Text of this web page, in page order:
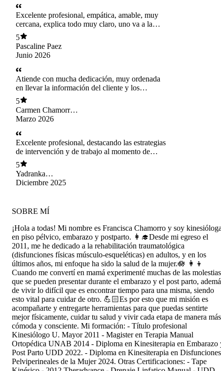
Excelente profesional, empática, amable, muy
cercana, explica todo muy claro, uno va a la
terapia muy confiada, ya que es muy respetuosa
y delicada para tratar, yo no entendía de que se
trataba la kinesiología de piso pélvico, ella se
tono todo el tiempo con mucha paciencia para
explicarme siempre las dudas que tenía, al
principio me costo ejercitar un músculo
completamente desconocido para mi, pero poco
a poco fui progresando y mejorando, ahora no
voy a cada rato al baño, he mejorado mi
digestión, ya no dependo de un medicamento, le
estaré eternamente agradecida, ojala todas las
personas del area de la saluda fueran como ella,
es un ejemplo a seguir, que Dios la bendiga
siempre.
5
Pascaline Paez
Junio 2026
Atiende con mucha dedicación, muy ordenada
en llevar la información del cliente y los
ejercicios han estado perfectos según mi
dolencia
5
Carmen Chamorro
Gaete
Marzo 2026
Excelente profesional, destacando las estrategias
de intervención y de trabajo al momento de
colocarlo en práctica , especialmente te cuando
uno necesita conocimientos prácticos y reales
para estar más preparados durante te el trabajo
5
Yadranka
Franulovich Araya
Diciembre 2025
SOBRE MÍ
¡Hola a todas! Mi nombre es Francisca Chamorro y soy
en piso pélvico, embarazo y postparto. 👩‍🎓Desde mi egreso el
2011, me he dedicado a la rehabilitación traumatológica
(disfunciones físicas músculo-esqueléticas) en adultos, y en los
últimos años, mi enfoque ha sido la salud de la mujer.🪷 👩‍👦
Cuando me convertí en mamá experimenté muchas de las molestias
que se pueden presentar durante el embarazo y el post parto,
de vivir lo difícil que es encontrar tiempo para una misma, siendo
esto vital para cuidar de otro. 💪🏻Es por esto que mi misión es
acompañarte y entregarte herramientas para que puedas sentirte
mejor físicamente, cuidar tu salud y vivir cada etapa de manera más
cómoda y consciente. Mi formación: - Título profesional
Kinesiólogo U. Mayor 2011 - Magister en Terapia Manual
Ortopédica UNAB 2014 - Diploma en Kinesiterapia en Embarazo
Post Parto UDD 2022. - Diploma en Kinesiterapia en Disfunciones
Pelviperineales de la Mujer 2024. Otras Certificaciones: - Tape